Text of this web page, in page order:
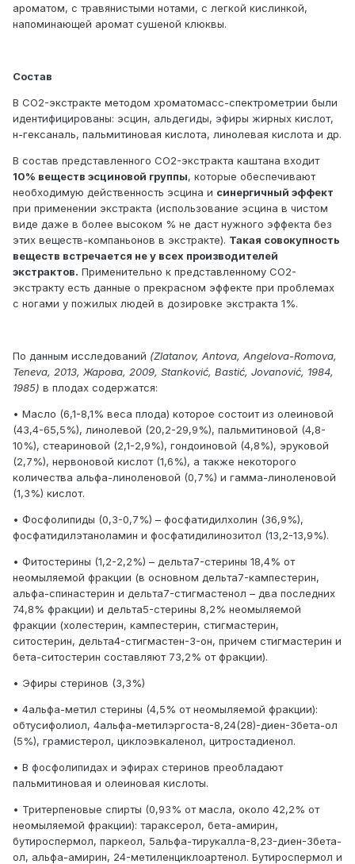
ароматом, с травянистыми нотами, с легкой кислинкой,
напоминающей аромат сушеной клюквы.
Состав
В СО2-экстракте методом хроматомасс-спектрометрии были
идентифицированы: эсцин, альдегиды, эфиры жирных кислот,
н-гексаналь, пальмитиновая кислота, линолевая кислота и др.
В состав представленного СО2-экстракта каштана входит
10% веществ эсциновой группы, которые обеспечивают
необходимую действенность эсцина и синергичный эффект
при применении экстракта (использование эсцина в чистом
виде даже в более высоком % не даст нужного эффекта без
этих веществ-компаньонов в экстракте). Такая совокупность
веществ встречается не у всех производителей
экстрактов. Применительно к представленному СО2-
экстракту есть данные о прекрасном эффекте при проблемах
с ногами у пожилых людей в дозировке экстракта 1%.
По данным исследований (Zlatanov, Antova, Angelova-Romova,
Teneva, 2013, Жарова, 2009, Stanković, Bastić, Jovanović, 1984,
1985) в плодах содержатся:
• Масло (6,1-8,1% веса плода) которое состоит из олеиновой
(43,4-65,5%), линолевой (20,2-29,9%), пальмитиновой (4,8-
10%), стеариновой (2,1-2,9%), гондоиновой (4,8%), эруковой
(2,7%), нервоновой кислот (1,6%), а также некоторого
количества альфа-линоленовой (0,7%) и гамма-линоленовой
(1,3%) кислот.
• Фосфолипиды (0,3-0,7%) – фосфатидилхолин (36,9%),
фосфатидилэтаноламин и фосфатидилинозитол (13,2-13,9%).
• Фитостерины (1,2-2,2%) – дельта7-стерины 18,4% от
неомыляемой фракции (в основном дельта7-кампестерин,
альфа-спинастерин и дельта7-стигмастенол – два последних
74,8% фракции) и дельта5-стерины 8,2% неомыляемой
фракции (холестерин, кампестерин, стигмастерин,
ситостерин, дельта4-стигмастен-3-он, причем стигмастерин и
бета-ситостерин составляют 73,2% от фракции).
• Эфиры стеринов (3,3%)
• 4альфа-метил стерины (4,5% от неомыляемой фракции):
обтусифолиол, 4альфа-метилэргоста-8,24(28)-диен-3бета-ол
(5%), грамистерол, циклоэвкаленол, цитростадиенол.
• В фосфолипидах и эфирах стеринов преобладают
пальмитиновая и олеиновая кислоты.
• Тритерпеновые спирты (0,93% от масла, около 42,2% от
неомыляемой фракции): тараксерол, бета-амирин,
бутироспермол, паркеол, 5aльфа-тирукалла-8,23-диен-3бета-
ол, альфа-амирин, 24-метиленциклоартенол. Бутироспермол и